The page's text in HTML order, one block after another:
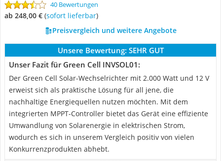
40 Bewertungen
ab 248,00 € ( Sofort lieferbar)
Preisvergleich und weitere Angebote
Unsere Bewertung: SEHR GUT
Unser Fazit für Green Cell INVSOL01:
Der Green Cell Solar-Wechselrichter mit 2.000 Watt und 12 V
erweist sich als praktische Lösung für all jene, die
nachhaltige Energiequellen nutzen möchten. Mit dem
integrierten MPPT-Controller bietet das Gerät eine effiziente
Umwandlung von Solarenergie in elektrischen Strom,
wodurch es sich in unserem Vergleich positiv von vielen
Konkurrenzprodukten abhebt.